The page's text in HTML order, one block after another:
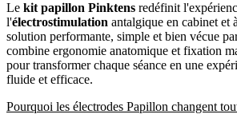
Le kit papillon Pinktens redéfinit
l'électrostimulation antalgique en cabinet et
solution performante, simple et bien vécue
combine ergonomie anatomique et fixation
pour transformer chaque séance en une
fluide et efficace.
Pourquoi les électrodes Papillon changent